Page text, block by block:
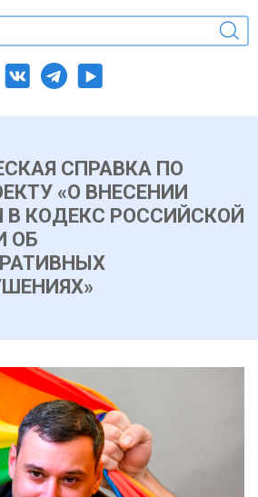
СПРАВКА ПО
«О ВНЕСЕНИИ
В КОДЕКС РОССИЙСКОЙ
ОБ